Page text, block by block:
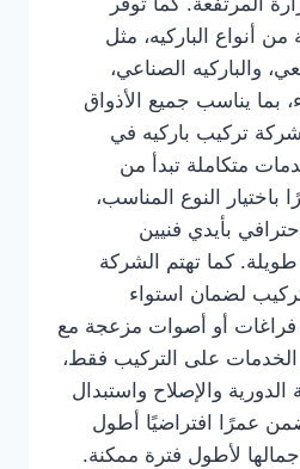
أنواع الباركيه، مثل
والباركيه الصناعي،
بما يناسب جميع الأذواق
تركيب باركيه في
متكاملة تبدأ من
باختيار النوع المناسب،
بأيدي فنيين
كما تهتم الشركة
لضمان استواء
فراغات أو أصوات مزعجة مع
الخدمات على التركيب فقط،
والإصلاح واستبدال
يضمن عمرًا افتراضيًا أطول
لأطول فترة ممكنة.